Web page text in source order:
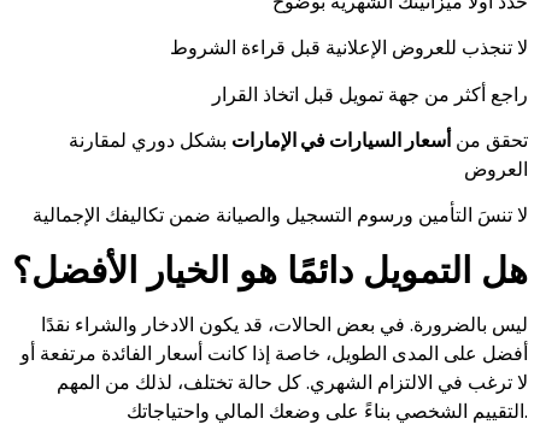
لا تنجذب للعروض الإعلانية قبل قراءة الشروط
راجع أكثر من جهة تمويل قبل اتخاذ القرار
تحقق منأسعار السيارات في الإمارات بشكل دوري لمقارنة
العروض
لا تنسَ التأمين ورسوم التسجيل والصيانة ضمن تكاليفك الإجمالية
هل التمويل دائمًا هو الخيار الأفضل؟
ليس بالضرورة. في بعض الحالات، قد يكون الادخار والشراء نقدًا
أفضل على المدى الطويل، خاصة إذا كانت أسعار الفائدة مرتفعة أو
لا ترغب في الالتزام الشهري. كل حالة تختلف، لذلك من المهم
التقييم الشخصي بناءً على وضعك المالي واحتياجاتك.